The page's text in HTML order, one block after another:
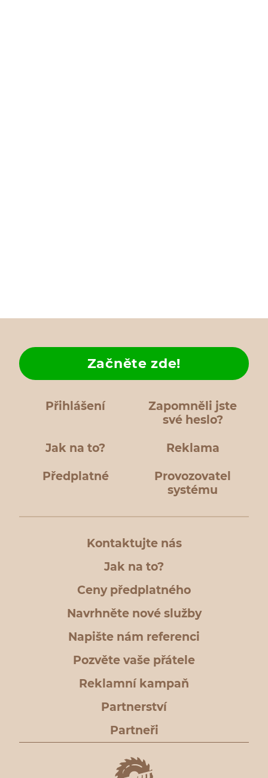
Přihlášení
Zapomněli jste
své heslo?
Jak na to?
Začněte zde!
Reklama
Předplatné
Provozovatel
systému
Kontaktujte nás
Jak na to?
Ceny předplatného
Navrhněte nové služby
Napište nám referenci
Pozvěte vaše přátele
Reklamní kampaň
Partnerství
Partneři